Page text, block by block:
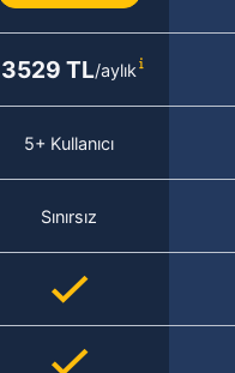
3529 TL/aylık
5+ Kullanıcı
Sınırsız